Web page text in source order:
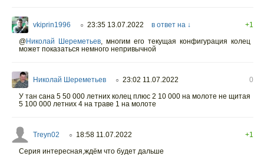
vkiprin1996 ○ 23:35 13.07.2022 в ответ на ↓
+1
@Николай Шереметьев
многим его текущая конфигурация колец
может показаться немного непривычной
Николай Шереметьев ○ 23:02 11.07.2022
0
У тан сана 5 50 000 летних колец плюс 2 10 000 на молоте не щитая
5 100 000 летних 4 на траве 1 на молоте
Treyn02 ○ 18:58 11.07.2022
+1
Серия интересная,ждём что будет дальше